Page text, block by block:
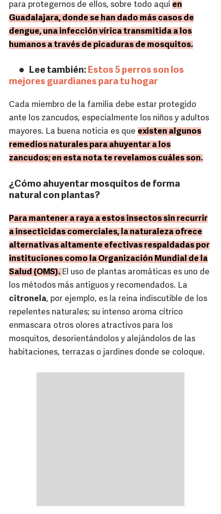
para protegernos de ellos, sobre todo aquí en
Guadalajara, donde se han dado más casos de
dengue, una infección vírica transmitida a los
humanos a través de picaduras de mosquitos.
Lee también: Estos 5 perros son los
mejores guardianes para tu hogar
Cada miembro de la familia debe estar protegido
ante los zancudos, especialmente los niños y adultos
mayores. La buena noticia es que existen algunos
remedios naturales para ahuyentar a los
zancudos; en esta nota te revelamos cuáles son.
¿Cómo ahuyentar mosquitos de forma
natural con plantas?
Para mantener a raya a estos insectos sin recurrir
a insecticidas comerciales, la naturaleza ofrece
alternativas altamente efectivas respaldadas por
instituciones como la Organización Mundial de la
Salud (OMS). El uso de plantas aromáticas es uno de
los métodos más antiguos y recomendados. La
citronela, por ejemplo, es la reina indiscutible de los
repelentes naturales; su intenso aroma cítrico
enmascara otros olores atractivos para los
mosquitos, desorientándolos y alejándolos de las
habitaciones, terrazas o jardines donde se coloque.